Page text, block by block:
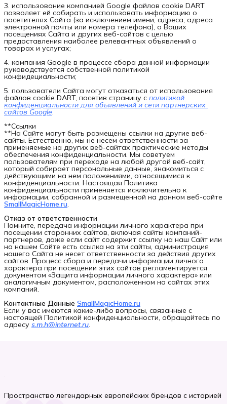
3. использование компанией Google файлов cookie DART
позволяет ей собирать и использовать информацию о
посетителях Сайта (за исключением имени, адреса, адреса
электронной почты или номера телефона), о Ваших
посещениях Сайта и других веб-сайтов с целью
предоставления наиболее релевантных объявлений о
товарах и услугах;
4. компания Google в процессе сбора данной информации
руководствуется собственной политикой
конфидециальности;
5. пользователи Сайта могут отказаться от использования
файлов cookie DART, посетив страницу с политикой
конфиденциальности для объявлений и сети партнерских
сайтов Google.
**Ссылки
**На Сайте могут быть размещены ссылки на другие веб-
сайты. Естественно, мы не несем ответственности за
применяемые на других веб-сайтах практические методы
обеспечения конфиденциальности. Мы советуем
пользователям при переходе на любой другой веб-сайт,
который собирает персональные данные, знакомиться с
действующими на нем положениями, относящимися к
конфиденциальности. Настоящая Политика
конфиденциальности применяется исключительно к
информации, собранной и размещенной на данном веб-сайте
SmallMagicHome.ru.
Отказ от ответственности
Помните, передача информации личного характера при
посещении сторонних сайтов, включая сайты компаний-
партнеров, даже если сайт содержит ссылку на наш Сайт или
на нашем Сайте есть ссылка на эти сайты, администрация
нашего Сайта не несет ответственности за действия других
сайтов. Процесс сбора и передачи информации личного
характера при посещении этих сайтов регламентируется
документом «Защита информации личного характера» или
аналогичным документом, расположенном на сайтах этих
компаний.
Контактные Данные SmallMagicHome.ru
Если у вас имеются какие-либо вопросы, связанные с
настоящей Политикой конфиденциальности, обращайтесь по
адресу s.m.h@internet.ru.
Пространство легендарных европейских брендов с историей